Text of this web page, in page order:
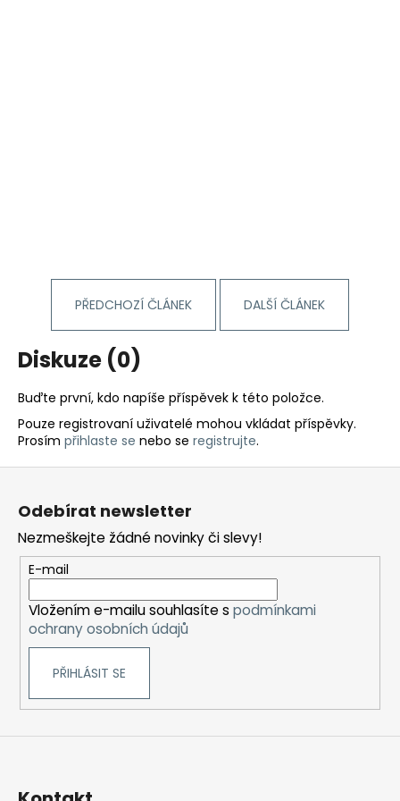
PŘEDCHOZÍ ČLÁNEK DALŠÍ ČLÁNEK
Diskuze (0)
Buďte první, kdo napíše příspěvek k této položce.
Pouze registrovaní uživatelé mohou vkládat příspěvky.
Prosím přihlaste se nebo se registrujte.
Odebírat newsletter
Nezmeškejte žádné novinky či slevy!
E-mail
Vložením e-mailu souhlasíte s podmínkami
ochrany osobních údajů
PŘIHLÁSIT SE